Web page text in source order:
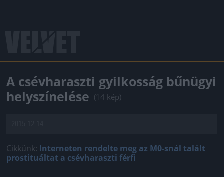
A csévharaszti gyilkosság bűnügyi
helyszínelése (14 kép)
Cikkünk: Interneten rendelte meg az M0-snál talált
prostituáltat a csévharaszti férfi